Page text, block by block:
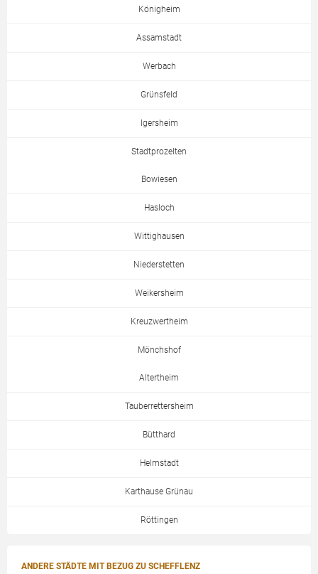
Königheim
Assamstadt
Werbach
Grünsfeld
Igersheim
Stadtprozelten
Bowiesen
Hasloch
Wittighausen
Niederstetten
Weikersheim
Kreuzwertheim
Mönchshof
Altertheim
Tauberrettersheim
Bütthard
Helmstadt
Karthause Grünau
Röttingen
ANDERE STÄDTE MIT BEZUG ZU SCHEFFLENZ